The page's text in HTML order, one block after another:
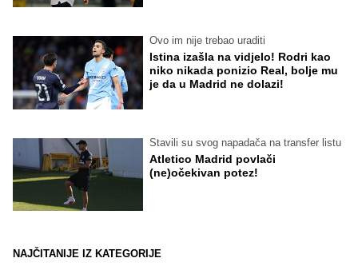
Ovo im nije trebao uraditi
Istina izašla na vidjelo! Rodri kao
niko nikada ponizio Real, bolje mu
je da u Madrid ne dolazi!
Stavili su svog napadača na transfer listu
Atletico Madrid povlači
(ne)očekivan potez!
NAJČITANIJE IZ KATEGORIJE